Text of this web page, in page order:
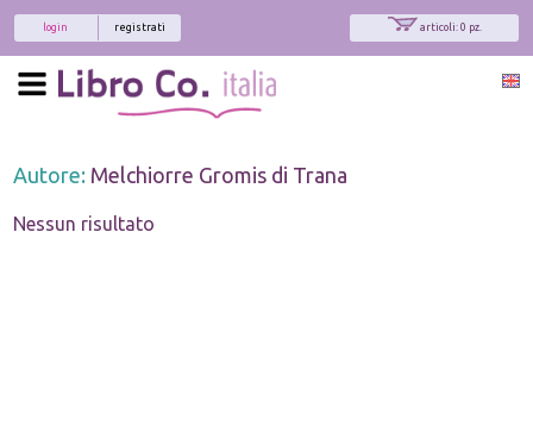
articoli: 0 pz.
registrati
login
Autore: Melchiorre Gromis di Trana
Nessun risultato